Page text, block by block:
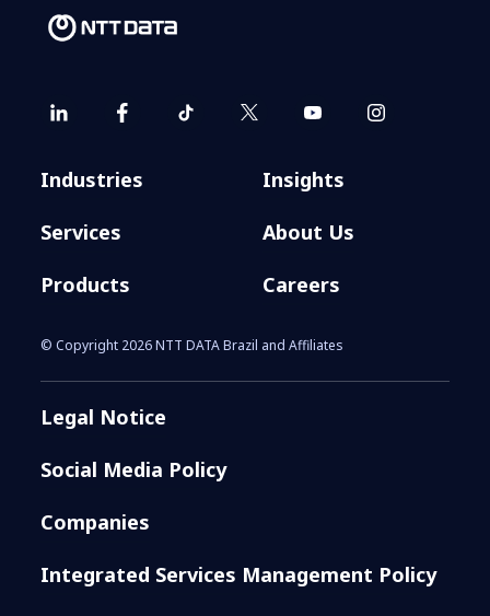
Industries
Services
Products
Insights
About Us
Careers
© Copyright 2026 NTT DATA Brazil and Affiliates
Legal Notice
Social Media Policy
Companies
Integrated Services Management Policy